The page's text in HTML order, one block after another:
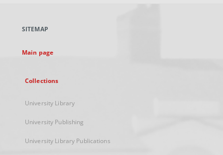
new
SITEMAP
Main page
Collections
University Library
University Publishing
University Library Publications